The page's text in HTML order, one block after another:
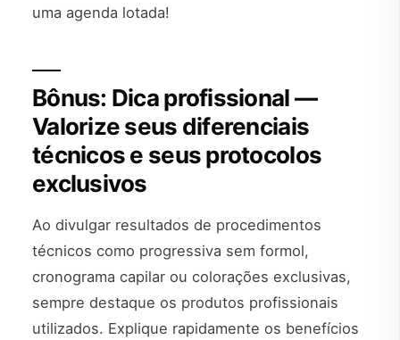
uma agenda lotada!
Bônus: Dica profissional —
Valorize seus diferenciais
técnicos e seus protocolos
exclusivos
Ao divulgar resultados de procedimentos
técnicos como progressiva sem formol,
cronograma capilar ou colorações exclusivas,
sempre destaque os produtos profissionais
utilizados. Explique rapidamente os benefícios